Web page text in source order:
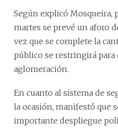
Según explicó Mosqueira,
martes se prevé un aforo
vez que se complete la
público se restringirá para
aglomeración.
En cuanto al sistema de
la ocasión, manifestó que
importante despliegue